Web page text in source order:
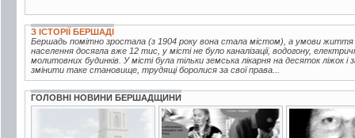
З ІСТОРІЇ БЕРШАДІ
Бершадь помітно зростала (з 1904 року вона стала містом), а умови
населення досягла вже 12 тис, у місті не було каналізації, водогону,
молитовних будинків. У місті була тільки земська лікарня на десяток ліжок
змінити таке становище, трудящі боролися за свої права...
ГОЛОВНІ НОВИНИ БЕРШАДЩИНИ